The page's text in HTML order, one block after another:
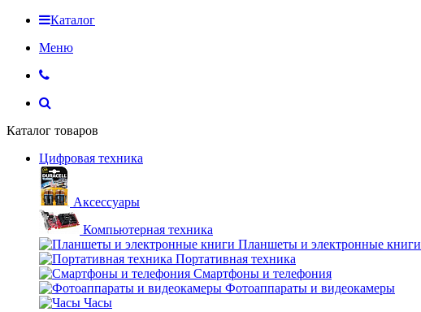
Каталог
Меню
Каталог товаров
Цифровая техника
Аксессуары
Компьютерная техника
Планшеты и электронные книги
Портативная техника
Смартфоны и телефония
Фотоаппараты и видеокамеры
Часы